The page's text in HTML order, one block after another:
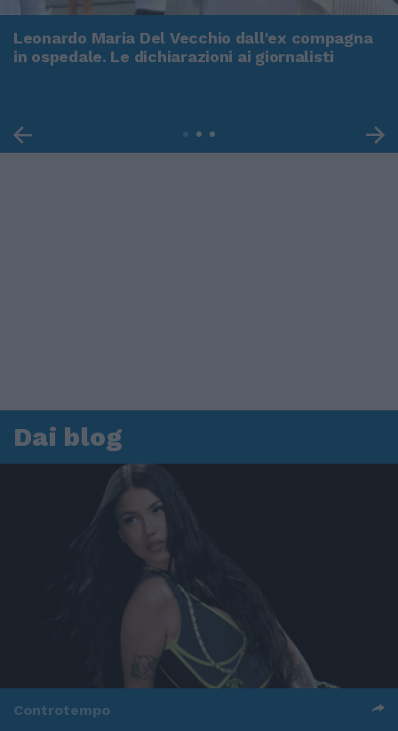
Leonardo Maria Del Vecchio dall'ex compagna
in ospedale. Le dichiarazioni ai giornalisti
Dai blog
Controtempo